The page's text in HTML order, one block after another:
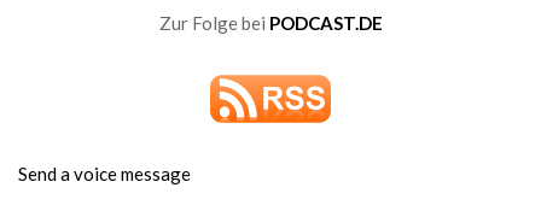
Zur Folge bei PODCAST.DE
Send a voice message